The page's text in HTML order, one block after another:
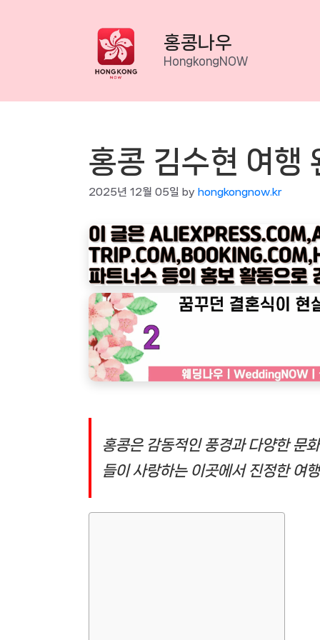
홍콩나우
HongkongNOW
홍콩 김수현 여행
2025년 12월 05일 by hongkongnow.kr
홍콩은 감동적인 풍경과 다양한 문
들이 사랑하는 이곳에서 진정한 여